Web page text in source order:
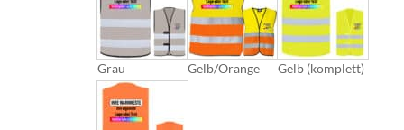
Grau Gelb/Orange Gelb (komplett)